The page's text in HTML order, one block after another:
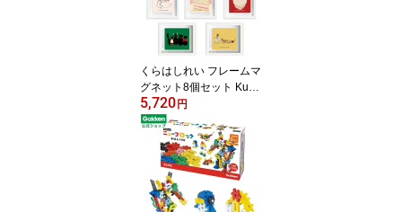
くらはしれい フレームマ
グネット8個セット Kura
hashi Rei マリモクラフ
ト アート 雑貨
5,720 円